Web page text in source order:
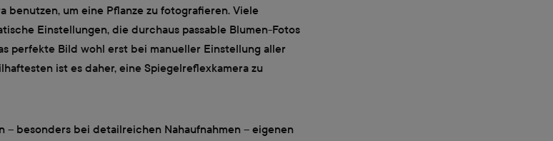
benutzen, um eine Pflanze zu fotografieren. Viele
Einstellungen, die durchaus passable Blumen-Fotos
perfekte Bild wohl erst bei manueller Einstellung aller
ist es daher, eine Spiegelreflexkamera zu
– besonders bei detailreichen Nahaufnahmen – eigenen